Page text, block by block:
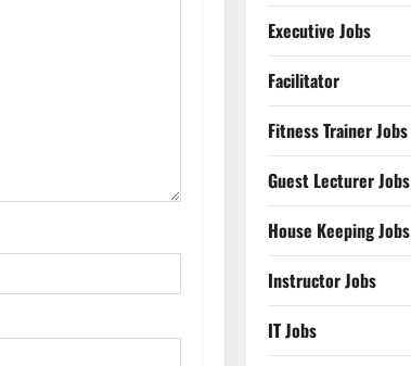
Executive Jobs
Facilitator
Fitness Trainer Jobs
Guest Lecturer Jobs
House Keeping Jobs
Instructor Jobs
IT Jobs